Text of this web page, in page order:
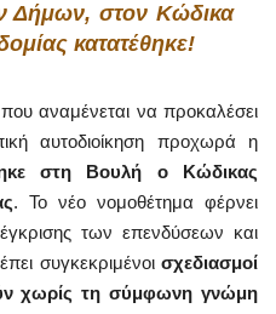
στον Κώδικα
κατατέθηκε!
αναμένεται να προκαλέσει
αυτοδιοίκηση προχωρά η
στη Βουλή ο Κώδικας
. Το νέο νομοθέτημα φέρνει
των επενδύσεων και
συγκεκριμένοι σχεδιασμοί
χωρίς τη σύμφωνη γνώμη